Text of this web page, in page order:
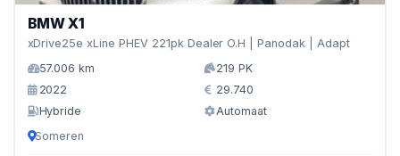
BMW X1
xDrive25e xLine PHEV 221pk Dealer O.H | Panodak | Adapt
57.006 km
219 PK
2022
29.740
Hybride
Automaat
Someren